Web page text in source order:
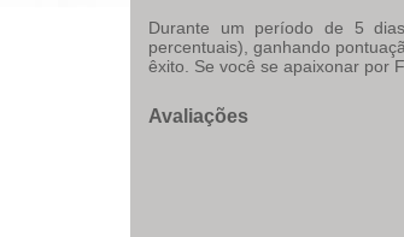
Durante um período de 5
percentuais), ganhando
êxito. Se você se apaixonar por
Avaliações